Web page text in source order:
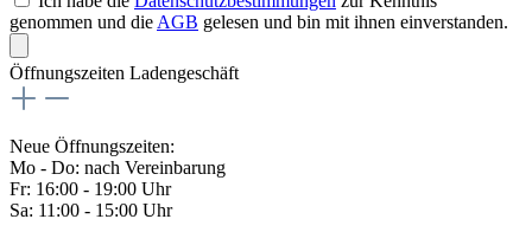
genommen und die AGB gelesen und bin mit ihnen einverstanden.
Öffnungszeiten Ladengeschäft
Neue Öffnungszeiten:
Mo - Do: nach Vereinbarung
Fr: 16:00 - 19:00 Uhr
Sa: 11:00 - 15:00 Uhr